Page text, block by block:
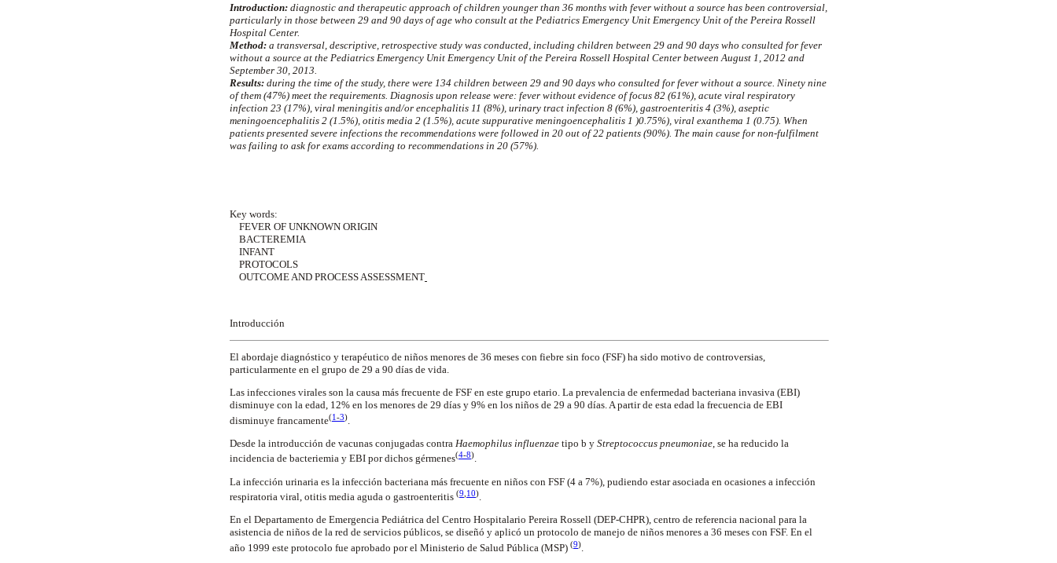
Introduction: diagnostic and therapeutic approach of children younger than 36 months with fever without a source has been controversial,
particularly in those between 29 and 90 days of age who consult at the Pediatrics Emergency Unit Emergency Unit of the Pereira Rossell
Hospital Center.
Method: a transversal, descriptive, retrospective study was conducted, including children between 29 and 90 days who consulted for fever
without a source at the Pediatrics Emergency Unit Emergency Unit of the Pereira Rossell Hospital Center between August 1, 2012 and
September 30, 2013.
Results: during the time of the study, there were 134 children between 29 and 90 days who consulted for fever without a source. Ninety nine
of them (47%) meet the requirements. Diagnosis upon release were: fever without evidence of focus 82 (61%), acute viral respiratory
infection 23 (17%), viral meningitis and/or encephalitis 11 (8%), urinary tract infection 8 (6%), gastroenteritis 4 (3%), aseptic
meningoencephalitis 2 (1.5%), otitis media 2 (1.5%), acute suppurative meningoencephalitis 1 )0.75%), viral exanthema 1 (0.75). When
patients presented severe infections the recommendations were followed in 20 out of 22 patients (90%). The main cause for non-fulfilment
was failing to ask for exams according to recommendations in 20 (57%).
Key words:
FEVER OF UNKNOWN ORIGIN
BACTEREMIA
INFANT
PROTOCOLS
OUTCOME AND PROCESS ASSESSMENT
Introducción
El abordaje diagnóstico y terapéutico de niños menores de 36 meses con fiebre sin foco (FSF) ha sido motivo de controversias,
particularmente en el grupo de 29 a 90 días de vida.
Las infecciones virales son la causa más frecuente de FSF en este grupo etario. La prevalencia de enfermedad bacteriana invasiva (EBI)
disminuye con la edad, 12% en los menores de 29 días y 9% en los niños de 29 a 90 días. A partir de esta edad la frecuencia de EBI
disminuye francamente(1-3)
Desde la introducción de vacunas conjugadas contra Haemophilus influenzae tipo b y Streptococcus pneumoniae , se ha reducido la
incidencia de bacteriemia y EBI por dichos gérmenes(4-8).
La infección urinaria es la infección bacteriana más frecuente en niños con FSF (4 a 7%), pudiendo estar asociada en ocasiones a infección
respiratoria viral, otitis media aguda o gastroenteritis (9 10)
En el Departamento de Emergencia Pediátrica del Centro Hospitalario Pereira Rossell (DEP-CHPR), centro de referencia nacional para la
asistencia de niños de la red de servicios públicos, se diseñó y aplicó un protocolo de manejo de niños menores a 36 meses con FSF. En el
año 1999 este protocolo fue aprobado por el Ministerio de Salud Pública (MSP) (9)